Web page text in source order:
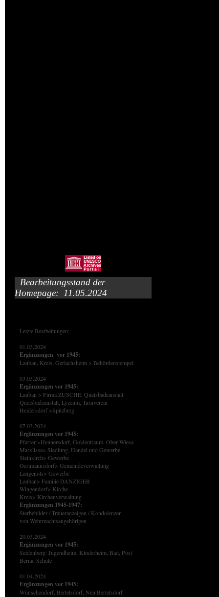
Bearbeitungsstand der
Homepage: 11.05.2024
Letzte Bearbeitungen:
01.03.2024
Ergänzungen vor 1945:
Lauban, Kreis, Gerlachsheim > Behördenstempel
03.03.2024
Ergänzungen vor 1945:
Lauban > Firma ZUSCHE, Queisbadeanstalt
Queisbadeanstalt, Lyzeum, Turnverein
Heidersdorf >Spitzberg
07.03.2024
Ergänzungen vor 1945:
Pfarrer >Hennersdorf, Goldentraum, Ober Wiesa
Marklissa> Siedlung, Handel und Gewerbe
Steinkirch> Gewerbe
Oertmannsdorf> Gemeindeverwaltung
Langenöls> Gewerbe
Lauban> Familie DANZIGER
Wingendorf> Kirche
Kreis> Kirchenverwaltung
Ergänzungen 1945-1947:
Sterbebilder / Traueranzeigen / Kondolenzen
von Wehrmachtsangehörigen
20.03.2024
Ergänzungen vor 1945:
Seidenberg: Jugendheim, Kinderheim, Bad, Post
Berna: Schule
01.04.2024
Ergänzungen vor 1945:
Wünschendorf, Bertelsdorf, Neu Bertelsdorf